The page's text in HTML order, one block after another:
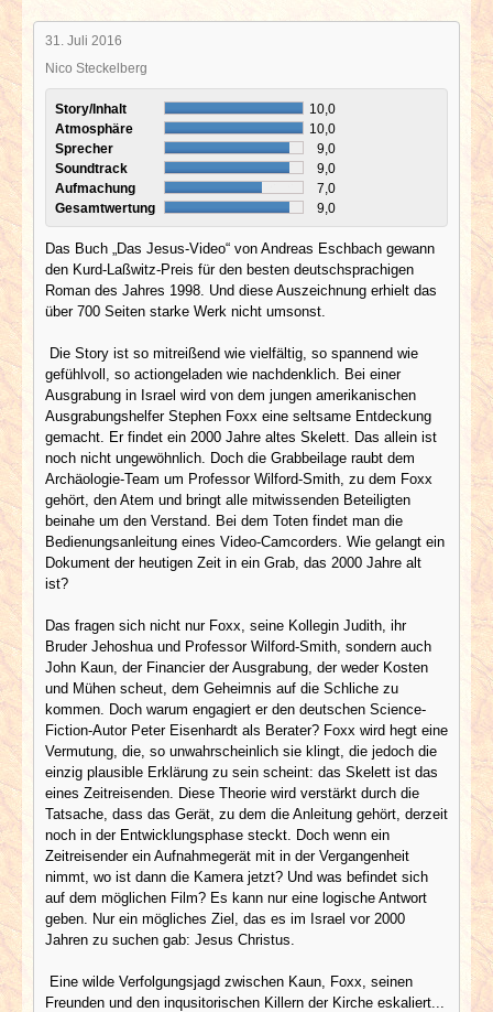
31. Juli 2016
Nico Steckelberg
Story/Inhalt
10,0
Atmosphäre
10,0
Sprecher
9,0
Soundtrack
9,0
Aufmachung
7,0
Gesamtwertung
9,0
Das Buch „Das Jesus-Video“ von Andreas Eschbach gewann
den Kurd-Laßwitz-Preis für den besten deutschsprachigen
Roman des Jahres 1998. Und diese Auszeichnung erhielt das
über 700 Seiten starke Werk nicht umsonst.
Die Story ist so mitreißend wie vielfältig, so spannend wie
gefühlvoll, so actiongeladen wie nachdenklich. Bei einer
Ausgrabung in Israel wird von dem jungen amerikanischen
Ausgrabungshelfer Stephen Foxx eine seltsame Entdeckung
gemacht. Er findet ein 2000 Jahre altes Skelett. Das allein ist
noch nicht ungewöhnlich. Doch die Grabbeilage raubt dem
Archäologie-Team um Professor Wilford-Smith, zu dem Foxx
gehört, den Atem und bringt alle mitwissenden Beteiligten
beinahe um den Verstand. Bei dem Toten findet man die
Bedienungsanleitung eines Video-Camcorders. Wie gelangt ein
Dokument der heutigen Zeit in ein Grab, das 2000 Jahre alt
ist?
Das fragen sich nicht nur Foxx, seine Kollegin Judith, ihr
Bruder Jehoshua und Professor Wilford-Smith, sondern auch
John Kaun, der Financier der Ausgrabung, der weder Kosten
und Mühen scheut, dem Geheimnis auf die Schliche zu
kommen. Doch warum engagiert er den deutschen Science-
Fiction-Autor Peter Eisenhardt als Berater? Foxx wird hegt eine
Vermutung, die, so unwahrscheinlich sie klingt, die jedoch die
einzig plausible Erklärung zu sein scheint: das Skelett ist das
eines Zeitreisenden. Diese Theorie wird verstärkt durch die
Tatsache, dass das Gerät, zu dem die Anleitung gehört, derzeit
noch in der Entwicklungsphase steckt. Doch wenn ein
Zeitreisender ein Aufnahmegerät mit in der Vergangenheit
nimmt, wo ist dann die Kamera jetzt? Und was befindet sich
auf dem möglichen Film? Es kann nur eine logische Antwort
geben. Nur ein mögliches Ziel, das es im Israel vor 2000
Jahren zu suchen gab: Jesus Christus.
Eine wilde Verfolgungsjagd zwischen Kaun, Foxx, seinen
Freunden und den inqusitorischen Killern der Kirche eskaliert...